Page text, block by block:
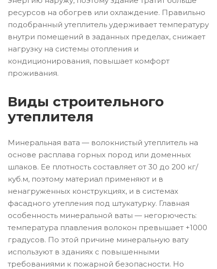
ресурсов на обогрев или охлаждение. Правильно
подобранный утеплитель удерживает температуру
внутри помещений в заданных пределах, снижает
нагрузку на системы отопления и
кондиционирования, повышает комфорт
проживания.
Виды строительного
утеплителя
Минеральная вата — волокнистый утеплитель на
основе расплава горных пород или доменных
шлаков. Ее плотность составляет от 30 до 200 кг/
куб.м, поэтому материал применяют и в
ненагруженных конструкциях, и в системах
фасадного утепления под штукатурку. Главная
особенность минеральной ваты — негорючесть:
температура плавления волокон превышает +1000
градусов. По этой причине минеральную вату
используют в зданиях с повышенными
требованиями к пожарной безопасности. Но